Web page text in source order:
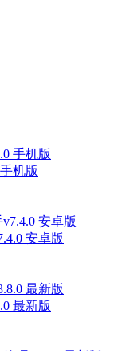
机版
安卓版
最新版